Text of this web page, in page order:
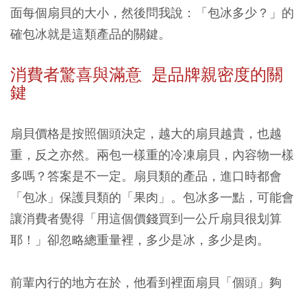
面每個扇貝的大小，然後問我說：「包冰多少？」的
確包冰就是這類產品的關鍵。
消費者驚喜與滿意 是品牌親密度的關
鍵
扇貝價格是按照個頭決定，越大的扇貝越貴，也越
重，反之亦然。兩包一樣重的冷凍扇貝，內容物一樣
多嗎？答案是不一定。扇貝類的產品，進口時都會
「包冰」保護貝類的「果肉」。包冰多一點，可能會
讓消費者覺得「用這個價錢買到一公斤扇貝很划算
耶！」卻忽略總重量裡，多少是冰，多少是肉。
前輩內行的地方在於，他看到裡面扇貝「個頭」夠